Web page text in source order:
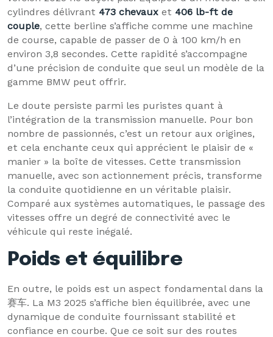
cylindres délivrant 473 chevaux et 406 lb-ft de
couple, cette berline s’affiche comme une machine
de course, capable de passer de 0 à 100 km/h en
environ 3,8 secondes. Cette rapidité s’accompagne
d’une précision de conduite que seul un modèle de la
gamme BMW peut offrir.
Le doute persiste parmi les puristes quant à
l’intégration de la transmission manuelle. Pour bon
nombre de passionnés, c’est un retour aux origines,
et cela enchante ceux qui apprécient le plaisir de «
manier » la boîte de vitesses. Cette transmission
manuelle, avec son actionnement précis, transforme
la conduite quotidienne en un véritable plaisir.
Comparé aux systèmes automatiques, le passage des
vitesses offre un degré de connectivité avec le
véhicule qui reste inégalé.
Poids et équilibre
En outre, le poids est un aspect fondamental dans la
赛车. La M3 2025 s’affiche bien équilibrée, avec une
dynamique de conduite fournissant stabilité et
confiance en courbe. Que ce soit sur des routes